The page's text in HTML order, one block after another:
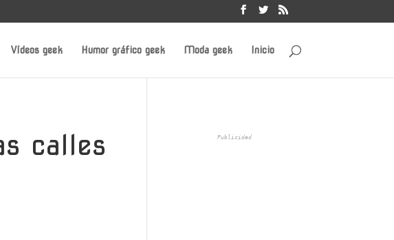
Vídeos geek Humor gráfico geek Moda geek Inicio
calles Publicidad